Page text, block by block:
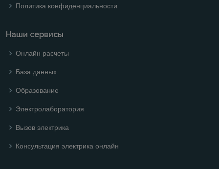
Политика конфиденциальности
Наши сервисы
Онлайн расчеты
База данных
Образование
Электролаборатория
Вызов электрика
Консультация электрика онлайн